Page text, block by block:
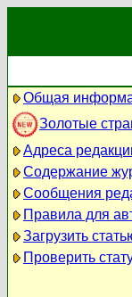
Общая
Золотые
Адреса
Содержание
Сообщения
Правила для
Загрузить
Проверить